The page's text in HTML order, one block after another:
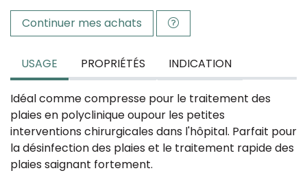
Continuer mes achats
USAGE PROPRIÉTÉS INDICATION
Idéal comme compresse pour le traitement des
plaies en polyclinique oupour les petites
interventions chirurgicales dans l'hôpital. Parfait pour
la désinfection des plaies et le traitement rapide des
plaies saignant fortement.